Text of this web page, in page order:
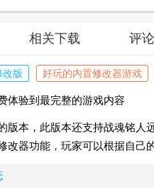
相关下载 评论
改版 好玩的内置修改器游戏
体验到最完整的游戏内容
版本，此版本还支持战魂铭
改器功能，玩家可以根据自己